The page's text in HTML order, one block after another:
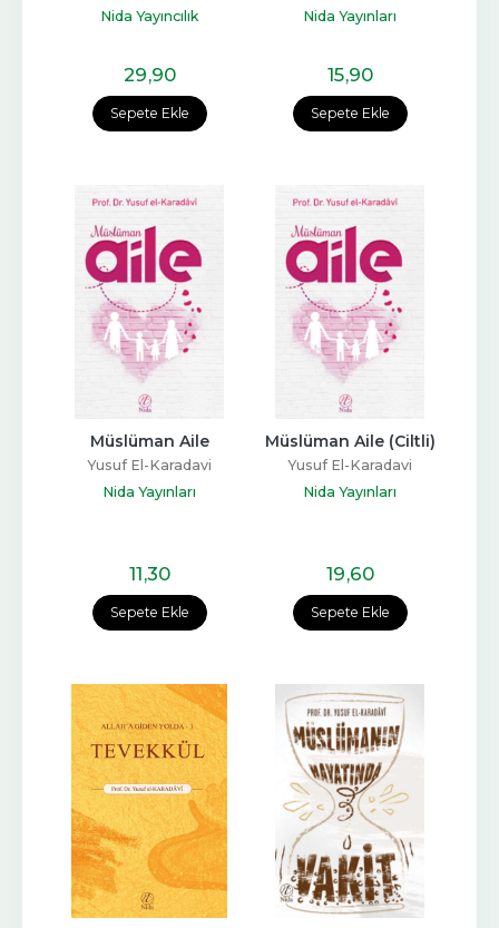
Sepete Ekle
Nida Yayıncılık
29,90
Sepete Ekle
Nida Yayınları
15,90
Sepete Ekle
Müslüman Aile
Yusuf El-Karadavi
Nida Yayınları
11,30
Sepete Ekle
Müslüman Aile (Ciltli)
Yusuf El-Karadavi
Nida Yayınları
19,60